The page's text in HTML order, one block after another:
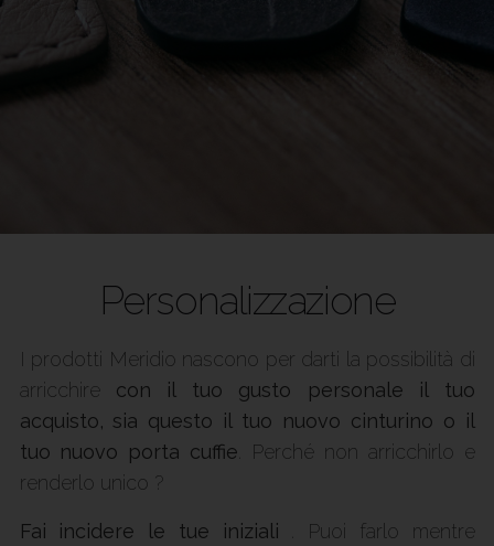
Personalizzazione
I prodotti Meridio nascono per darti la possibilità di
arricchire con il tuo gusto personale il tuo
acquisto, sia questo il tuo nuovo cinturino o il
tuo nuovo porta cuffie . Perché non arricchirlo e
renderlo unico ?
Fai incidere le tue iniziali . Puoi farlo mentre